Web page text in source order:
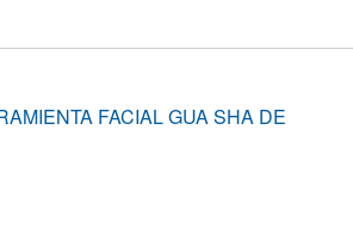
FACIAL GUA SHA DE